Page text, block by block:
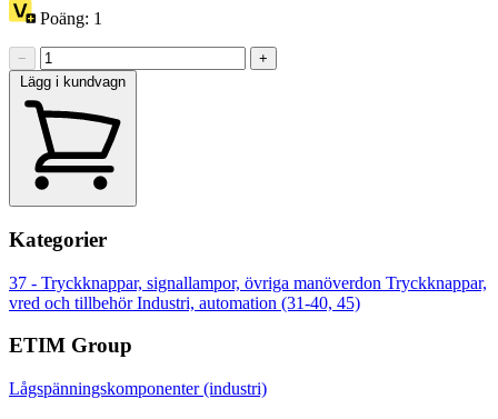
Poäng: 1
−
+
Lägg i kundvagn
Kategorier
37 - Tryckknappar, signallampor, övriga manöverdon Tryckknappar,
vred och tillbehörIndustri, automation (31-40, 45)
ETIM Group
Lågspänningskomponenter (industri)